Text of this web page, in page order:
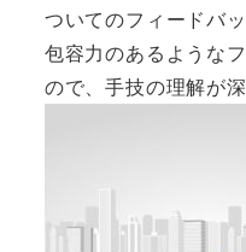
ついてのフィードバ
包容力のあるような
ので、手技の理解が